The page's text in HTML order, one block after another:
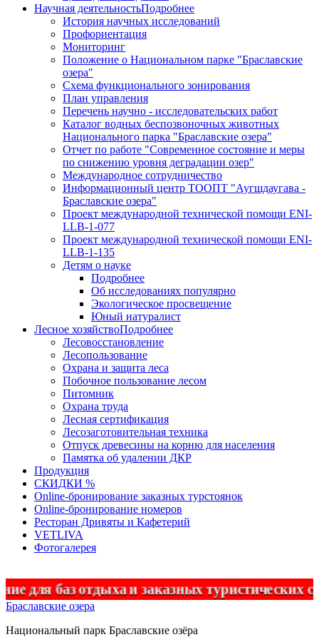
Научная деятельностьПодробнее
История научных исследований
Профориентация
Мониторинг
Положение о Национальном парке "Браславские
озера"
Схема функционального зонирования
План управления
Перечень научно - исследовательских работ
Каталог водных беспозвоночных животных
Национального парка "Браславские озера"
Отчет по работе "Современное состояние и меры
по снижению уровня деградации озер"
Международное сотрудничество
Информационный центр ТООПТ "Аугшдаугава -
Браславские озера"
Проект международной технической помощи ENI-
LLB-1-077
Проект международной технической помощи ENI-
LLB-1-135
Детям о науке
Подробнее
Об исследованиях популярно
Экологическое просвещение
Юный натуралист
Лесное хозяйствоПодробнее
Лесовосстановление
Лесопользование
Охрана и защита леса
Побочное пользование лесом
Питомник
Охрана труда
Лесная сертификация
Лесозаготовительная техника
Отпуск древесины на корню для населения
Памятка об удалении ДКР
Продукция
СКИДКИ %
Оnline-бронирование заказных турстоянок
Оnline-бронирование номеров
Ресторан Дривяты и Кафетерий
VETLIVA
Фотогалерея
и заказных туристических стоянок
Браславские озера
Национальный парк Браславские озёра